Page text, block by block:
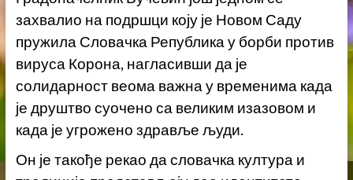
захвалио на подршци коју је Новом Саду
пружила Словачка Република у борби против
вируса Корона, нагласивши да је
солидарност веома важна у временима када
је друштво суочено са великим изазовом и
када је угрожено здравље људи.
Он је такође рекао да словачка култура и